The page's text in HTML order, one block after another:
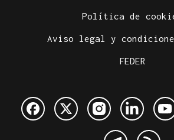
Política de
Aviso legal y
FEDER